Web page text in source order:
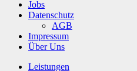
Jobs
Datenschutz
AGB
Impressum
Über Uns
Leistungen